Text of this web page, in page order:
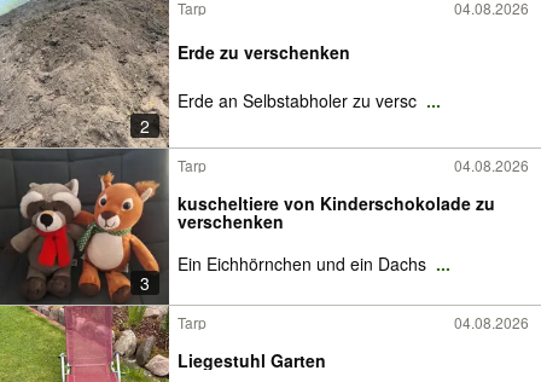
2
Tarp 04.08.2026
Erde zu verschenken
Erde an Selbstabholer zu versc ...
3
Tarp 04.08.2026
kuscheltiere von Kinderschokolade zu
verschenken
Ein Eichhörnchen und ein Dachs ...
Tarp 04.08.2026
Liegestuhl Garten